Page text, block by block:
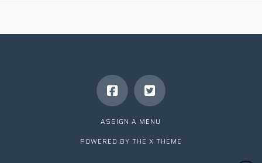
ASSIGN A MENU
POWERED BY THE X THEME